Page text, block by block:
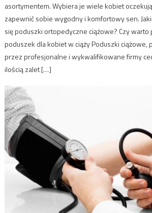
asortymentem. Wybiera je wiele kobiet
zapewnić sobie wygodny i komfortowy sen.
się poduszki ortopedyczne ciążowe? Czy warto
poduszek dla kobiet w ciąży Poduszki ciążowe,
przez profesjonalne i wykwalifikowane firmy
ilością zalet […]